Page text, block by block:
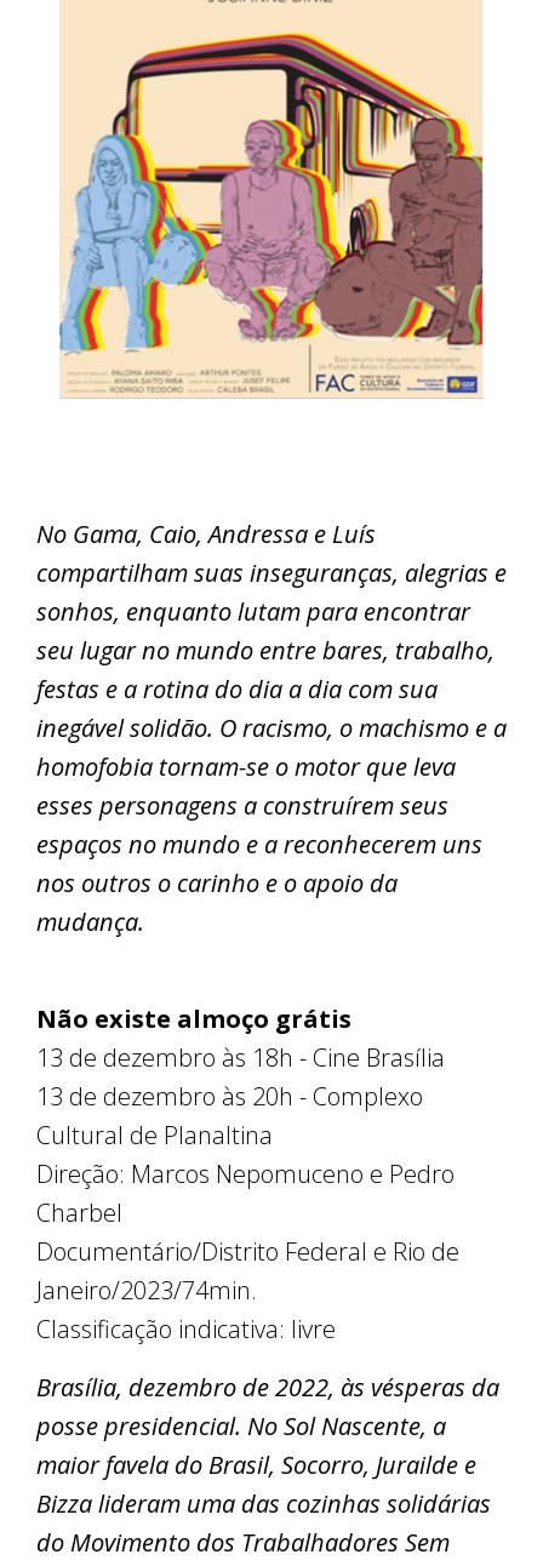
No Gama, Caio, Andressa e Luís
compartilham suas inseguranças, alegrias e
sonhos, enquanto lutam para encontrar
seu lugar no mundo entre bares, trabalho,
festas e a rotina do dia a dia com sua
inegável solidão. O racismo, o machismo e a
homofobia tornam-se o motor que leva
esses personagens a construírem seus
espaços no mundo e a reconhecerem uns
nos outros o carinho e o apoio da
mudança.
Não existe almoço grátis
13 de dezembro às 18h - Cine Brasília
13 de dezembro às 20h - Complexo
Cultural de Planaltina
Direção: Marcos Nepomuceno e Pedro
Charbel
Documentário/Distrito Federal e Rio de
Janeiro/2023/74min.
Classificação indicativa: livre
Brasília, dezembro de 2022, às vésperas da
posse presidencial. No Sol Nascente, a
maior favela do Brasil, Socorro, Jurailde e
Bizza lideram uma das cozinhas solidárias
do Movimento dos Trabalhadores Sem